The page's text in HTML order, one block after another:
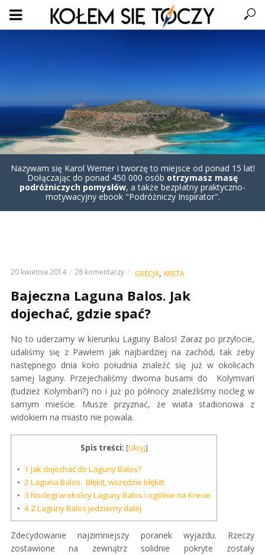
Nazywam się Karol Werner i tworzę to miejsce od ponad 15 lat!
Dołączając do ponad 450 000 osób otrzymasz masę
podróżniczych pomysłów, a także bezpłatny praktyczno-
motywacyjny ebook "Podróżniczy Inspirator".
20 kwietnia 2014 28 komentarzy GRECJA, KRETA
Bajeczna Laguna Balos. Jak
dojechać, gdzie spać?
No to uderzamy w kierunku Laguny Balos! Zaraz po przylocie,
udaliśmy się z Pawłem jak najbardziej na zachód, tak żeby
następnego dnia koło południa znaleźć się już w okolicach
samej laguny. Przejechaliśmy dwoma busami do Kolymvari
(tudzież Kolymbari?) no i już po północy znaleźliśmy nocleg w
samym mieście. Musze przyznać, że wiata stadionowa z
widokiem na miasto nie powala.
Spis treści: [Ukryj]
1 Jak dojechać do Laguny Balos?
2 Laguna Balos. Błękit, wszędzie błękit!
3 Noclegi w okolicy Laguny Balos i ogólnie na Krecie
4 Z Laguny Balos jedziemy dalej
Zdecydowanie najzimniejszy poranek wyjazdu. Rzeczy
zostawione na zewnątrz solidnie pokryte zostały